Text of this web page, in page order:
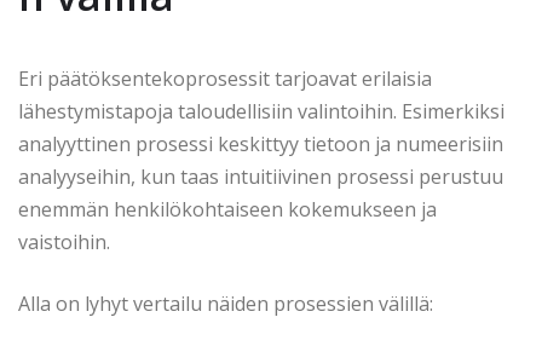
Eri päätöksentekoprosessit tarjoavat erilaisia
lähestymistapoja taloudellisiin valintoihin. Esimerkiksi
analyyttinen prosessi keskittyy tietoon ja numeerisiin
analyyseihin, kun taas intuitiivinen prosessi perustuu
enemmän henkilökohtaiseen kokemukseen ja
vaistoihin.
Alla on lyhyt vertailu näiden prosessien välillä: